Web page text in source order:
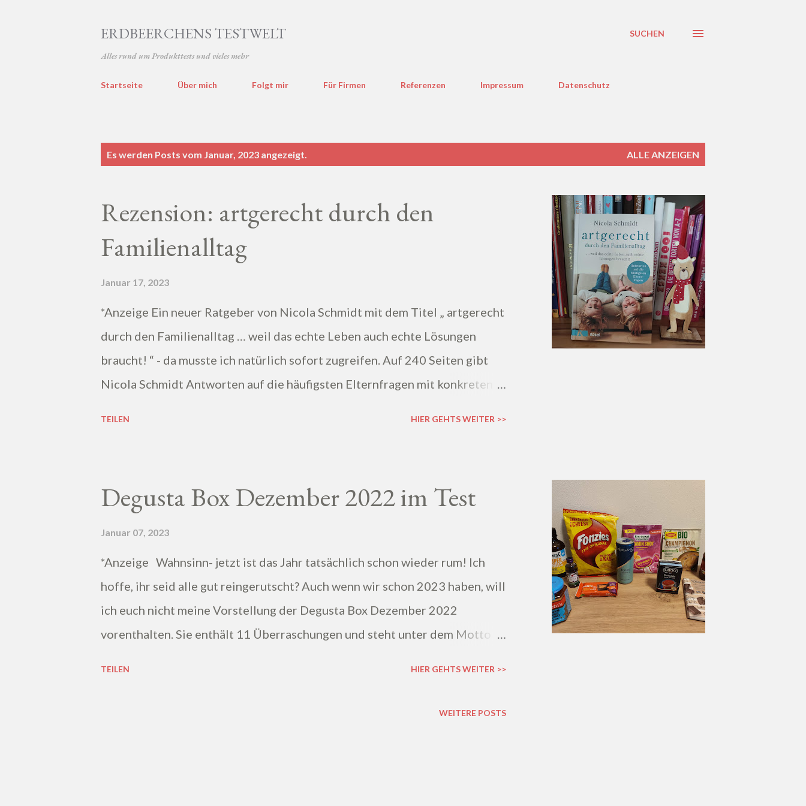
ERDBEERCHENS TESTWELT
Alles rund um Produkttests und vieles mehr
SUCHEN
Startseite Über mich Folgt mir Für Firmen Referenzen Impressum Datenschutz
Es werden Posts vom Januar, 2023 angezeigt. ALLE ANZEIGEN
Rezension: artgerecht durch den
Familienalltag
Januar 17, 2023
*Anzeige Ein neuer Ratgeber von Nicola Schmidt mit dem Titel „ artgerecht
durch den Familienalltag … weil das echte Leben auch echte Lösungen
braucht! “ - da musste ich natürlich sofort zugreifen. Auf 240 Seiten gibt
Nicola Schmidt Antworten auf die häufigsten Elternfragen mit konkreten
TEILEN HIER GEHTS WEITER >>
Degusta Box Dezember 2022 im Test
Januar 07, 2023
*Anzeige Wahnsinn- jetzt ist das Jahr tatsächlich schon wieder rum! Ich
hoffe, ihr seid alle gut reingerutscht? Auch wenn wir schon 2023 haben, will
ich euch nicht meine Vorstellung der Degusta Box Dezember 2022
vorenthalten. Sie enthält 11 Überraschungen und steht unter dem Motto
TEILEN HIER GEHTS WEITER >>
WEITERE POSTS